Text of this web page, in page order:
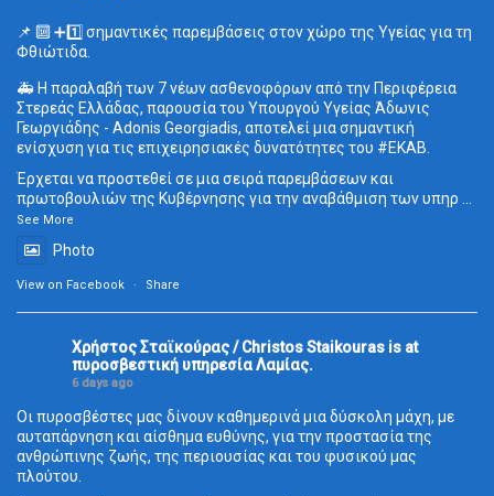
📌 🔟 ➕1️⃣ σημαντικές παρεμβάσεις στον χώρο της Υγείας για τη
Φθιώτιδα.
🚑 Η παραλαβή των 7 νέων ασθενοφόρων από την Περιφέρεια
Στερεάς Ελλάδας, παρουσία του Υπουργού Υγείας Άδωνις
Γεωργιάδης - Adonis Georgiadis, αποτελεί μια σημαντική
ενίσχυση για τις επιχειρησιακές δυνατότητες του #ΕΚΑΒ
Έρχεται να προστεθεί σε μια σειρά παρεμβάσεων και
πρωτοβουλιών της Κυβέρνησης για την αναβάθμιση των υπηρ
See More
Photo
View on Facebook · Share
Χρήστος Σταϊκούρας / Christos Staikouras is at
πυροσβεστική υπηρεσία Λαμίας.
6 days ago
Οι πυροσβέστες μας δίνουν καθημερινά μια δύσκολη μάχη, με
αυταπάρνηση και αίσθημα ευθύνης, για την προστασία της
ανθρώπινης ζωής, της περιουσίας και του φυσικού μας
πλούτου.